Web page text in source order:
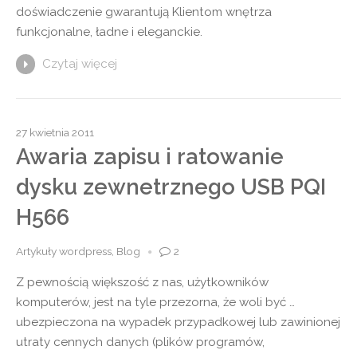
doświadczenie gwarantują Klientom wnętrza
funkcjonalne, ładne i eleganckie.
Czytaj więcej
27 kwietnia 2011
Awaria zapisu i ratowanie
dysku zewnetrznego USB PQI
H566
Artykuły wordpress, Blog 2
Z pewnością większość z nas, użytkowników
komputerów, jest na tyle przezorna, że woli być …
ubezpieczona na wypadek przypadkowej lub zawinionej
utraty cennych danych (plików programów,